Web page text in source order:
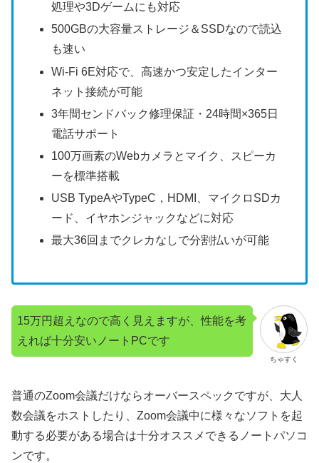
処理や3Dゲームにも対応
500GBの大容量ストレージ＆SSDなので読込
も速い
Wi-Fi 6E対応で、高速かつ安定したインター
ネット接続が可能
3年間センドバック修理保証・24時間×365日
電話サポート
100万画素のWebカメラとマイク、スピーカ
ーを標準搭載
USB TypeAやTypeC，HDMI、マイクロSDカ
ード、イヤホンジャックなどに対応
最大36回までクレカなしで分割払いが可能
ちゃすく
15万円超えなので高く見えますが、性能を考
えれば十分安いノートPCです
普通のZoom会議だけならオーバースペックですが、大人
数会議をホストしたり、Zoom会議中に様々なソフトを起
動する必要がある場合は十分オススメできるノートパソコ
ンです。